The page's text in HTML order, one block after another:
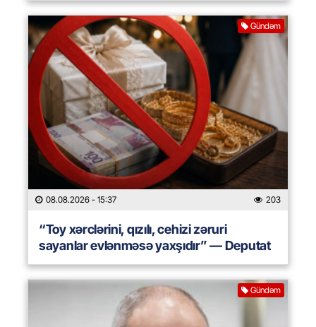
Gündəm
08.08.2026 - 15:37 203
“Toy xərclərini, qızılı, cehizi zəruri
sayanlar evlənməsə yaxşıdır” — Deputat
Gündəm